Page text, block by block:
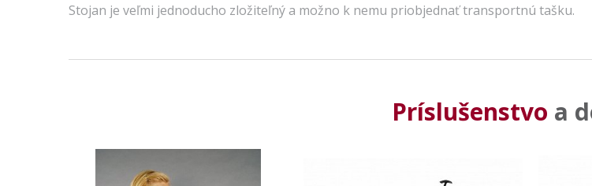
Stojan je veľmi jednoducho zložiteľný a možno k nemu priobjednať transportnú tašku.
Príslušenstvo a